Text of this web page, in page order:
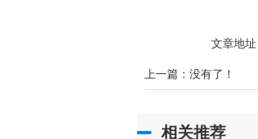
文章地址
上一篇：没有了！
相关推荐